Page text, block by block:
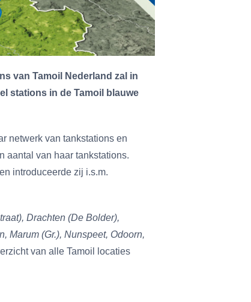
van Tamoil Nederland zal in
stations in de Tamoil blauwe
netwerk van tankstations en
aantal van haar tankstations.
introduceerde zij i.s.m.
Drachten (De Bolder),
Marum (Gr.), Nunspeet, Odoorn,
van alle Tamoil locaties